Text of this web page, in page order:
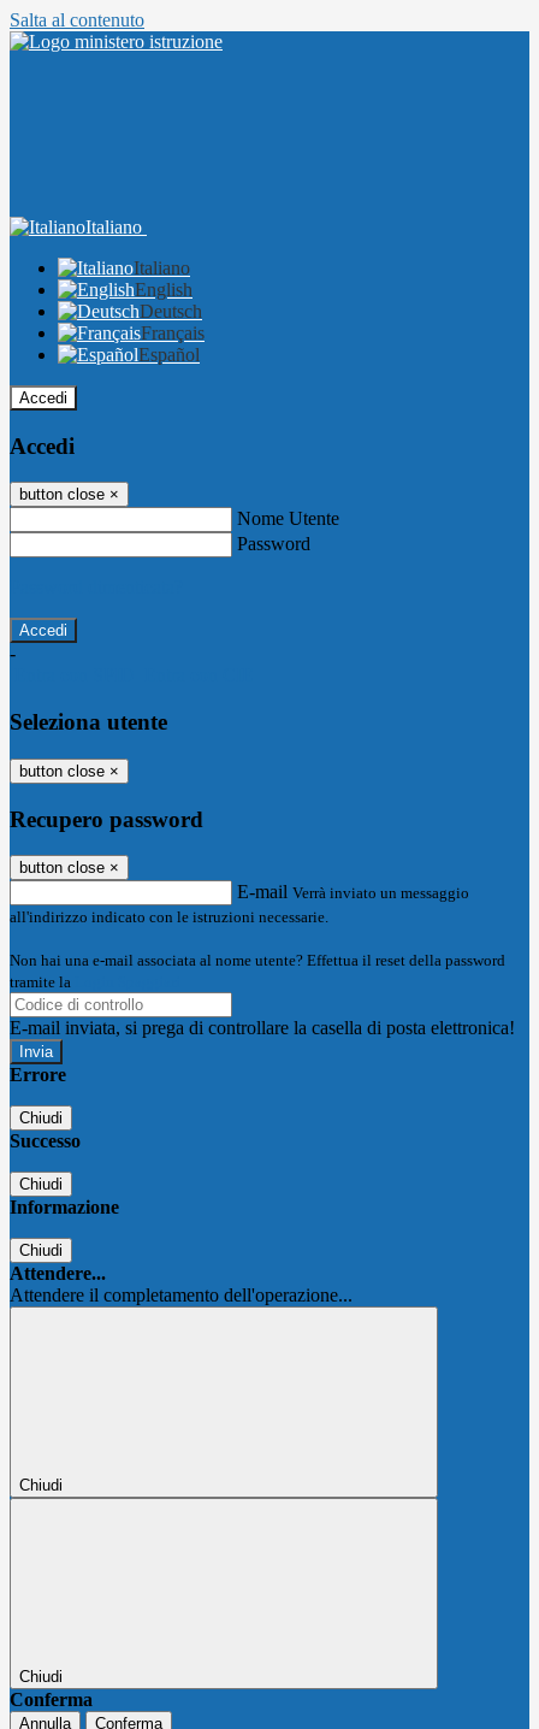
Salta al contenuto
Italiano
Italiano
English
Deutsch
Français
Español
Accedi
Accedi
button close ×
Nome Utente
Password
-
Seleziona utente
button close ×
Recupero password
button close ×
E-mail Verrà inviato un messaggio
all'indirizzo indicato con le istruzioni necessarie.
Non hai una e-mail associata al nome utente? Effettua il reset della password
tramite la
E-mail inviata, si prega di controllare la casella di posta elettronica!
Errore
Chiudi
Successo
Chiudi
Informazione
Chiudi
Attendere...
Attendere il completamento dell'operazione...
Chiudi
Chiudi
Conferma
Annulla Conferma